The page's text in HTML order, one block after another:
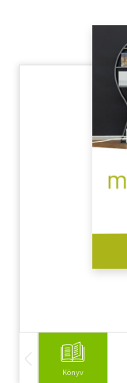
Társadalomtudomány
Könyv